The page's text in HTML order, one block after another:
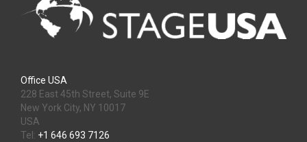
Office USA
228 East 45th Street, Suite 9E
New York City, NY 10017
USA
Tel: +1 646 693 7126